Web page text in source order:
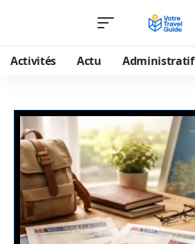
Activités Actu Administratif